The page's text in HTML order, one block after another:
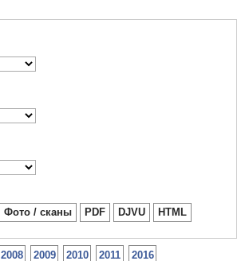
Фото / сканы PDF DJVU HTML
2008 2009 2010 2011 2016